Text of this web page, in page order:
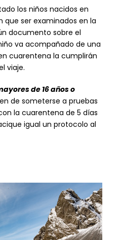
los niños nacidos en
que ser examinados en la
documento sobre el
va acompañado de una
cuarentena la cumplirán
viaje.
de 16 años o
de someterse a pruebas
la cuarentena de 5 días
igual un protocolo al